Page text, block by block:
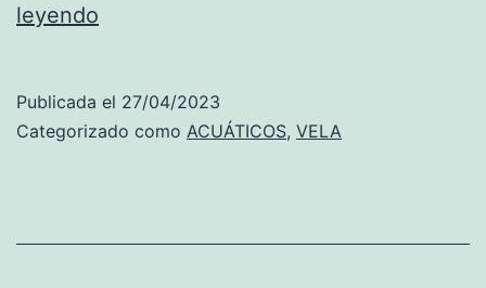
leyendo
obtienen
Publicada el 27/04/2023
Categorizado como ACUÁTICOS, VELA